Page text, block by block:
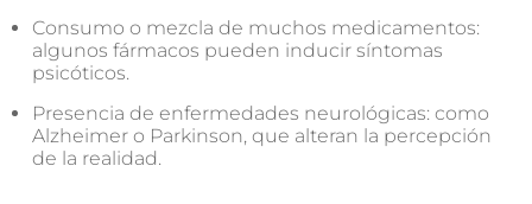
Consumo o mezcla de muchos medicamentos:
algunos fármacos pueden inducir síntomas
psicóticos.
Presencia de enfermedades neurológicas: como
Alzheimer o Parkinson, que alteran la percepción
de la realidad.